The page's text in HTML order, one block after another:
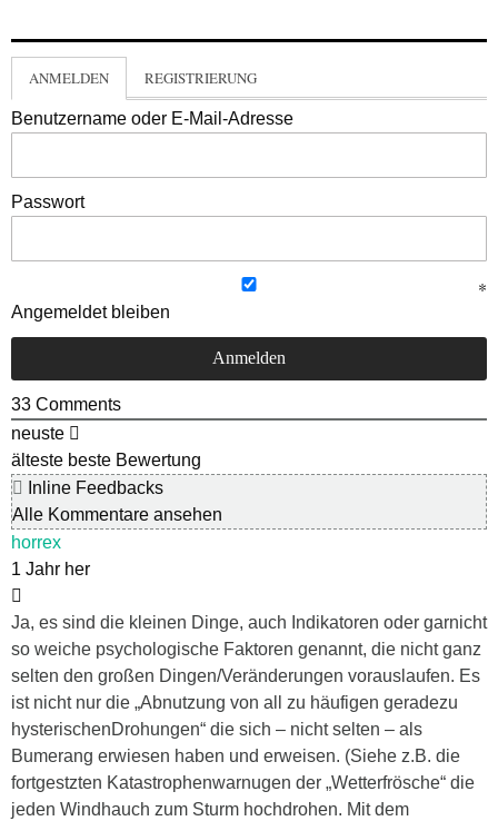
ANMELDEN REGISTRIERUNG
Benutzername oder E-Mail-Adresse
Passwort
Angemeldet bleiben
33 Comments
neuste
älteste beste Bewertung
Inline Feedbacks
Alle Kommentare ansehen
horrex
1 Jahr her
Ja, es sind die kleinen Dinge, auch Indikatoren oder garnicht
so weiche psychologische Faktoren genannt, die nicht ganz
selten den großen Dingen/Veränderungen vorauslaufen. Es
ist nicht nur die „Abnutzung von all zu häufigen geradezu
hysterischenDrohungen“ die sich – nicht selten – als
Bumerang erwiesen haben und erweisen. (Siehe z.B. die
fortgestzten Katastrophenwarnugen der „Wetterfrösche“ die
jeden Windhauch zum Sturm hochdrohen. Mit dem